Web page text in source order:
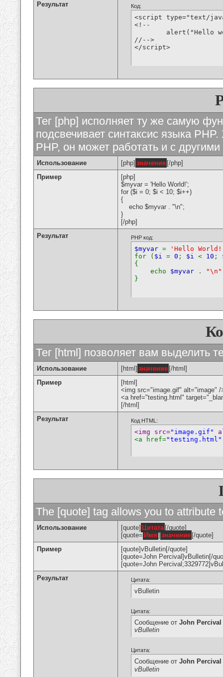
Результат
Код:
<script type="text/
<!--
//-->
</script>
Тег [php] исполняет ту же самую
подсвечивает синтаксис языка
PHP, он может работать и с
Использование [php] значение [/php]
Пример
[php]
$myvar = 'Hello World!';
for ($i = 0; $i < 10; $i++)
{
echo $myvar . "\n";
}
[/php]
Результат
PHP код:
$myvar =
'Hello
for ( $i = 0 ; $i < 10 ;
{
echo $myvar . "\n"
}
Тег [html] позволяет вам выделить
Использование [html] значение [/html]
Пример
[html]
<img src="image.gif" alt="image" /
<a href="testing.html"
[/html]
Результат
Код HTML:
<img src="image.gif"
<a href="testing.html"
The [quote] tag allows you to attribute
Использование [quote] Цитата [/quote]
[quote= Имя ] значение [/quote]
Пример
[quote]vBulletin[/quote]
[quote=John Percival]vBulletin[/
[quote=John
Результат
Цитата:
vBulletin
Цитата:
Сообщение от John Percival
vBulletin
Цитата:
Сообщение от John Percival
vBulletin